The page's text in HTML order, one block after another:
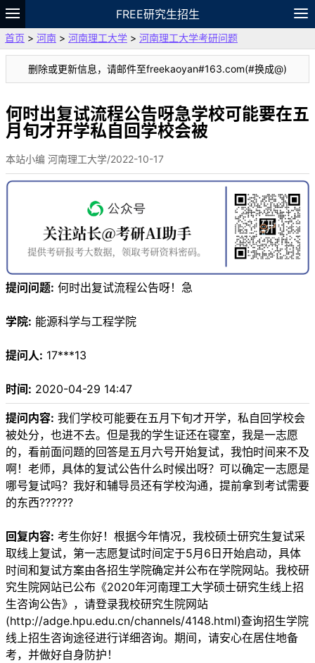
FREE研究生招生
题库
故事 专题 APP 笔记
论坛
VIP
资料
首页 > 河南 > 河南理工大学 > 河南理工大学考研问题
删除或更新信息，请邮件至freekaoyan#163.com(#换成@)
何时出复试流程公告呀急学校可能要在五
月旬才开学私自回学校会被
本站小编 河南理工大学/2022-10-17
提问问题: 何时出复试流程公告呀！急
学院: 能源科学与工程学院
提问人: 17***13
时间: 2020-04-29 14:47
提问内容: 我们学校可能要在五月下旬才开学，私自回学校会
被处分，也进不去。但是我的学生证还在寝室，我是一志愿
的，看前面问题的回答是五月六号开始复试，我怕时间来不及
啊！老师，具体的复试公告什么时候出呀？可以确定一志愿是
哪号复试吗？我好和辅导员还有学校沟通，提前拿到考试需要
的东西??????
回复内容: 考生你好！根据今年情况，我校硕士研究生复试采
取线上复试，第一志愿复试时间定于5月6日开始启动，具体
时间和复试方案由各招生学院确定并公布在学院网站。我校研
究生院网站已公布《2020年河南理工大学硕士研究生线上招
生咨询公告》，请登录我校研究生院网站
(http://adge.hpu.edu.cn/channels/4148.html)查询招生学院
线上招生咨询途径进行详细咨询。期间，请安心在居住地备
考，并做好自身防护！